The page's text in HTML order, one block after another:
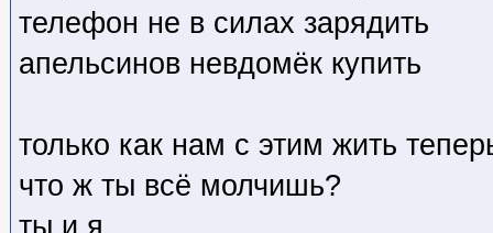
телефон не в силах зарядить
апельсинов невдомёк купить
только как нам с этим жить
что ж ты всё молчишь?
ты и я